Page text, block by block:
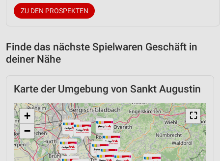
ZU DEN PROSPEKTEN
Finde das nächste Spielwaren Geschäft in
deiner Nähe
Karte der Umgebung von Sankt Augustin
⛶
+
−